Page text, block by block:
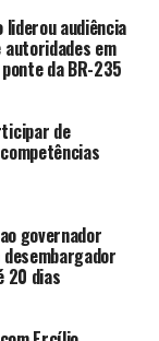
audiência
autoridades em
da BR-235
de
governador
desembargador
20 dias